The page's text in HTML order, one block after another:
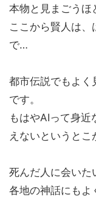
本物と見まごうほ
ここから賢人は
で…
都市伝説でもよく
です。
もはやAIって身
えないというとこ
死んだ人に会いた
各地の神話にもよ